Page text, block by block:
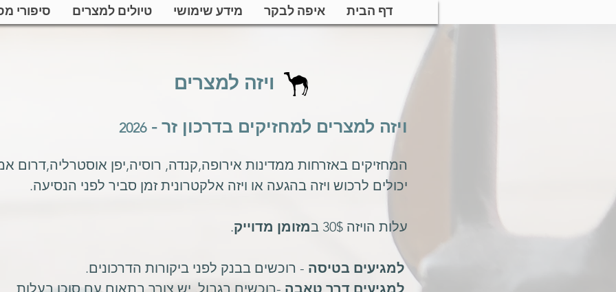
דף הבית איפה לבקר מידע שימושי טיולים למצרים סיפורי
ויזה למצרים
ויזה למצרים למחזיקים בדרכון זר -2026
המחזיקים באזרחות ממדינות אירופה,קנדה, רוסיה,יפן אוסטרליה,דרום
יכולים לרכוש ויזה בהגעה או ויזה אלקטרונית זמן סביר לפני הנסיעה.
עלות הויזה 30$ ב מזומן מדוייק.
למגיעים בטיסה - רוכשים בבנק לפני ביקורות הדרכונים.
למגיעים דרך טאבה -רוכשים בגבול. יש צורך בתאום עם סוכן בעלות